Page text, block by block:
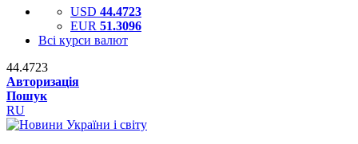
USD 44.4723
EUR 51.3096
Всі курси валют
44.4723
Авторизація
Пошук
RU